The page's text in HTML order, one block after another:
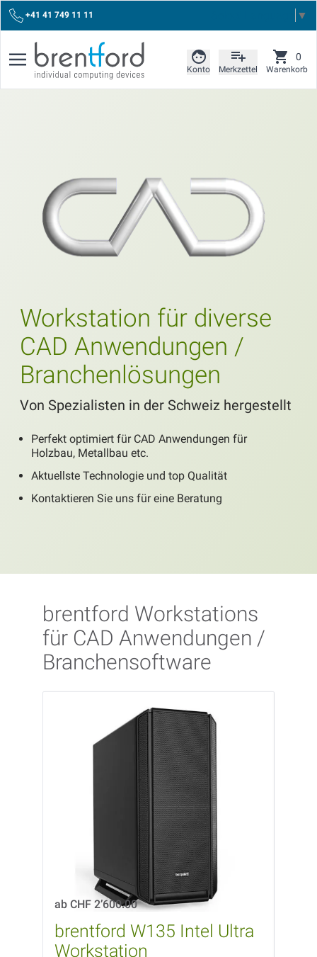
+41 41 749 11 11 ▼
Konto Merkzettel Warenkorb
0
Workstation für diverse
CAD Anwendungen /
Branchenlösungen
Von Spezialisten in der Schweiz hergestellt
Perfekt optimiert für CAD Anwendungen für
Holzbau, Metallbau etc.
Aktuellste Technologie und top Qualität
Kontaktieren Sie uns für eine Beratung
brentford Workstations
für CAD Anwendungen /
Branchensoftware
ab CHF 2’600.00
brentford W135 Intel Ultra
Workstation